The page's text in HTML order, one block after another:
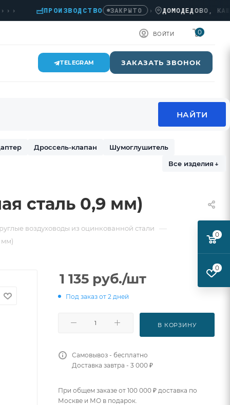
ПРОИЗВОДСТВО ЗАКРЫТО › ДОМОДЕДОВО,
ВОЙТИ 0
TELEGRAM ЗАКАЗАТЬ ЗВОНОК
Дроссель-клапан
Шумоглушитель
Все изделия ↓
сталь 0,9 мм)
воздуховоды из оцинкованной стали —
мм)
1 135 руб./шт
Под заказ от 2 дней
В КОРЗИНУ
Самовывоз - бесплатно
Доставка завтра - 3 000 ₽
При общем заказе от 100 000 ₽ доставка по
Москве и МО в подарок.
0
0